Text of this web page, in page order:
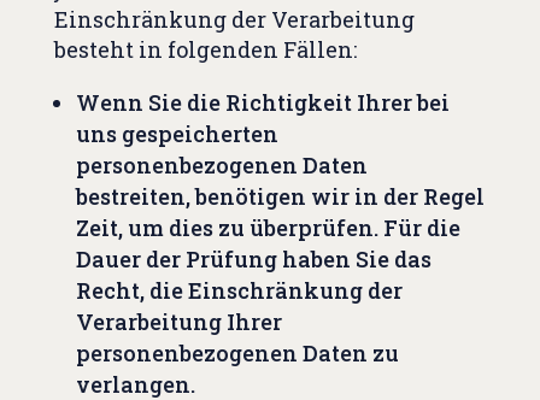
Einschränkung der Verarbeitung
besteht in folgenden Fällen:
Wenn Sie die Richtigkeit Ihrer bei
uns gespeicherten
personenbezogenen Daten
bestreiten, benötigen wir in der Regel
Zeit, um dies zu überprüfen. Für die
Dauer der Prüfung haben Sie das
Recht, die Einschränkung der
Verarbeitung Ihrer
personenbezogenen Daten zu
verlangen.